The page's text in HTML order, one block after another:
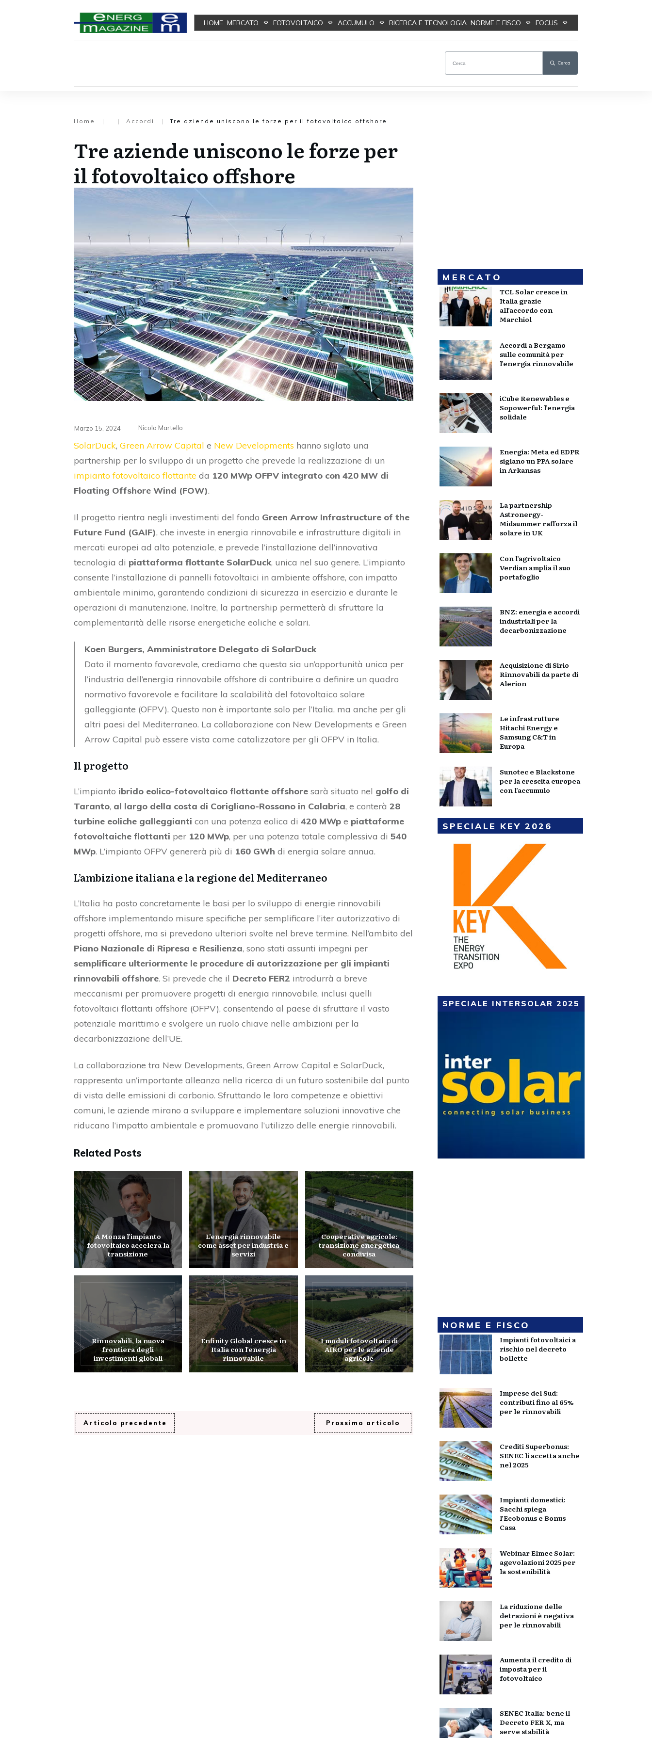
HOME MERCATO FOTOVOLTAICO ACCUMULO RICERCA E TECNOLOGIA NORME E FISCO FOCUS
Cerca
Home | | Accordi | Tre aziende uniscono le forze per il fotovoltaico offshore
Tre aziende uniscono le forze per
il fotovoltaico offshore
Marzo 15, 2024 Nicola Martello
SolarDuck, Green Arrow Capital e New Developments hanno siglato una
partnership per lo sviluppo di un progetto che prevede la realizzazione di un
impianto fotovoltaico flottante da 120 MWp OFPV integrato con 420 MW di
Floating Offshore Wind (FOW).
Il progetto rientra negli investimenti del fondo Green Arrow Infrastructure of the
Future Fund (GAIF), che investe in energia rinnovabile e infrastrutture digitali in
mercati europei ad alto potenziale, e prevede l’installazione dell’innovativa
tecnologia di piattaforma flottante SolarDuck, unica nel suo genere. L’impianto
consente l’installazione di pannelli fotovoltaici in ambiente offshore, con impatto
ambientale minimo, garantendo condizioni di sicurezza in esercizio e durante le
operazioni di manutenzione. Inoltre, la partnership permetterà di sfruttare la
complementarità delle risorse energetiche eoliche e solari.
Koen Burgers, Amministratore Delegato di SolarDuck
Dato il momento favorevole, crediamo che questa sia un’opportunità unica per
l’industria dell’energia rinnovabile offshore di contribuire a definire un quadro
normativo favorevole e facilitare la scalabilità del fotovoltaico solare
galleggiante (OFPV). Questo non è importante solo per l’Italia, ma anche per gli
altri paesi del Mediterraneo. La collaborazione con New Developments e Green
Arrow Capital può essere vista come catalizzatore per gli OFPV in Italia.
Il progetto
L’impianto ibrido eolico-fotovoltaico flottante offshore sarà situato nel golfo di
Taranto, al largo della costa di Corigliano-Rossano in Calabria, e conterà 28
turbine eoliche galleggianti con una potenza eolica di 420 MWp e piattaforme
fotovoltaiche flottanti per 120 MWp, per una potenza totale complessiva di 540
MWp. L’impianto OFPV genererà più di 160 GWh di energia solare annua.
L’ambizione italiana e la regione del Mediterraneo
L’Italia ha posto concretamente le basi per lo sviluppo di energie rinnovabili
offshore implementando misure specifiche per semplificare l’iter autorizzativo di
progetti offshore, ma si prevedono ulteriori svolte nel breve termine. Nell’ambito del
Piano Nazionale di Ripresa e Resilienza, sono stati assunti impegni per
semplificare ulteriormente le procedure di autorizzazione per gli impianti
rinnovabili offshore. Si prevede che il Decreto FER2 introdurrà a breve
meccanismi per promuovere progetti di energia rinnovabile, inclusi quelli
fotovoltaici flottanti offshore (OFPV), consentendo al paese di sfruttare il vasto
potenziale marittimo e svolgere un ruolo chiave nelle ambizioni per la
decarbonizzazione dell’UE.
La collaborazione tra New Developments, Green Arrow Capital e SolarDuck,
rappresenta un’importante alleanza nella ricerca di un futuro sostenibile dal punto
di vista delle emissioni di carbonio. Sfruttando le loro competenze e obiettivi
comuni, le aziende mirano a sviluppare e implementare soluzioni innovative che
riducano l’impatto ambientale e promuovano l’utilizzo delle energie rinnovabili.
Related Posts
A Monza l’impianto
fotovoltaico accelera la
transizione
L’energia rinnovabile
come asset per industria e
servizi
Cooperative agricole:
transizione energetica
condivisa
Rinnovabili, la nuova
frontiera degli
investimenti globali
Enfinity Global cresce in
Italia con l’energia
rinnovabile
I moduli fotovoltaici di
AIKO per le aziende
agricole
Articolo precedente Prossimo articolo
MERCATO
TCL Solar cresce in
Italia grazie
all’accordo con
Marchiol
Accordi a Bergamo
sulle comunità per
l’energia rinnovabile
iCube Renewables e
Sopowerful: l’energia
solidale
Energia: Meta ed EDPR
siglano un PPA solare
in Arkansas
La partnership
Astronergy-
Midsummer rafforza il
solare in UK
Con l’agrivoltaico
Verdian amplia il suo
portafoglio
BNZ: energia e accordi
industriali per la
decarbonizzazione
Acquisizione di Sirio
Rinnovabili da parte di
Alerion
Le infrastrutture
Hitachi Energy e
Samsung C&T in
Europa
Sunotec e Blackstone
per la crescita europea
con l’accumulo
SPECIALE KEY 2026
SPECIALE INTERSOLAR 2025
NORME E FISCO
Impianti fotovoltaici a
rischio nel decreto
bollette
Imprese del Sud:
contributi fino al 65%
per le rinnovabili
Crediti Superbonus:
SENEC li accetta anche
nel 2025
Impianti domestici:
Sacchi spiega
l’Ecobonus e Bonus
Casa
Webinar Elmec Solar:
agevolazioni 2025 per
la sostenibilità
La riduzione delle
detrazioni è negativa
per le rinnovabili
Aumenta il credito di
imposta per il
fotovoltaico
SENEC Italia: bene il
Decreto FER X, ma
serve stabilità